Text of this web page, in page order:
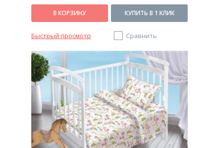
В КОРЗИНУ КУПИТЬ В 1 КЛИК
Быстрый просмотр Сравнить